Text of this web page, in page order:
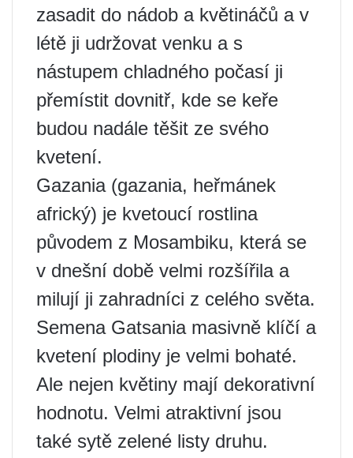
zasadit do nádob a květináčů a v
létě ji udržovat venku a s
nástupem chladného počasí ji
přemístit dovnitř, kde se keře
budou nadále těšit ze svého
kvetení.
Gazania (gazania, heřmánek
africký) je kvetoucí rostlina
původem z Mosambiku, která se
v dnešní době velmi rozšířila a
milují ji zahradníci z celého světa.
Semena Gatsania masivně klíčí a
kvetení plodiny je velmi bohaté.
Ale nejen květiny mají dekorativní
hodnotu. Velmi atraktivní jsou
také sytě zelené listy druhu.